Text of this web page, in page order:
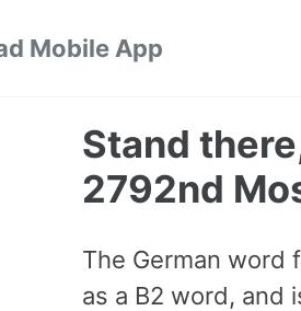
Mobile App
Stand
2792nd
The German word
as a B2 word, and